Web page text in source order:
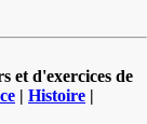
et d'exercices de
| Histoire |